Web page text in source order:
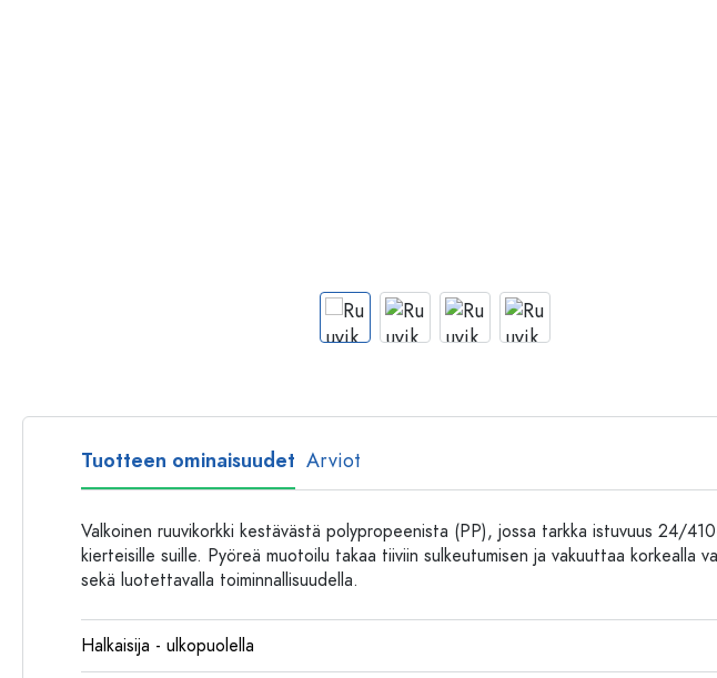
Muovipullot
Tuotteen ominaisuudet Arviot
Valkoinen ruuvikorkki kestävästä polypropeenista (PP), jossa tarkka istuvuus 24/
kierteisille suille. Pyöreä muotoilu takaa tiiviin sulkeutumisen ja vakuuttaa korkealla
sekä luotettavalla toiminnallisuudella.
Halkaisija - ulkopuolella